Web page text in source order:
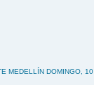
MEDELLÍN DOMINGO, 10